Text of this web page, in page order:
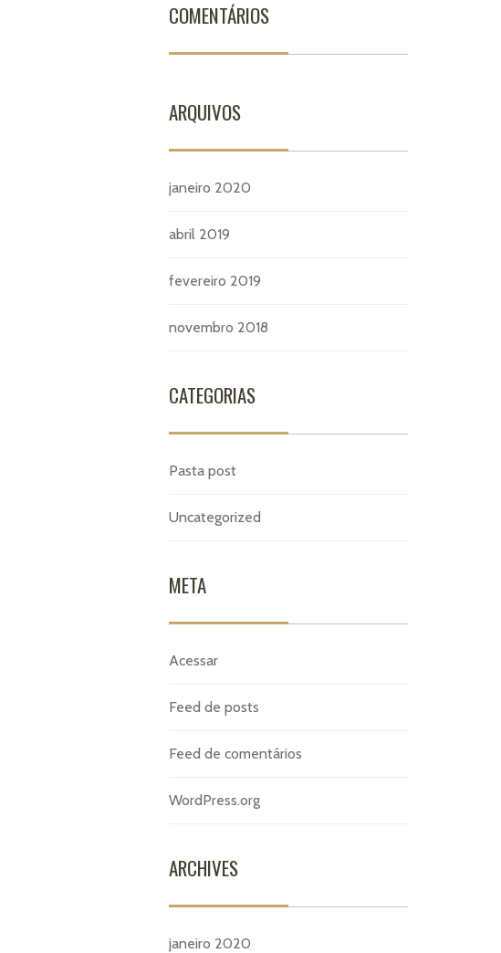
COMENTÁRIOS
ARQUIVOS
janeiro 2020
abril 2019
fevereiro 2019
novembro 2018
CATEGORIAS
Pasta post
Uncategorized
META
Acessar
Feed de posts
Feed de comentários
WordPress.org
ARCHIVES
janeiro 2020